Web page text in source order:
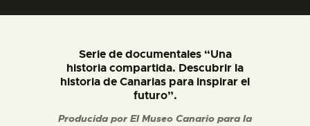
ESPAÑOL
Serie de documentales “Una
historia compartida. Descubrir la
historia de Canarias para inspirar el
futuro”.
Producida por El Museo Canario para la